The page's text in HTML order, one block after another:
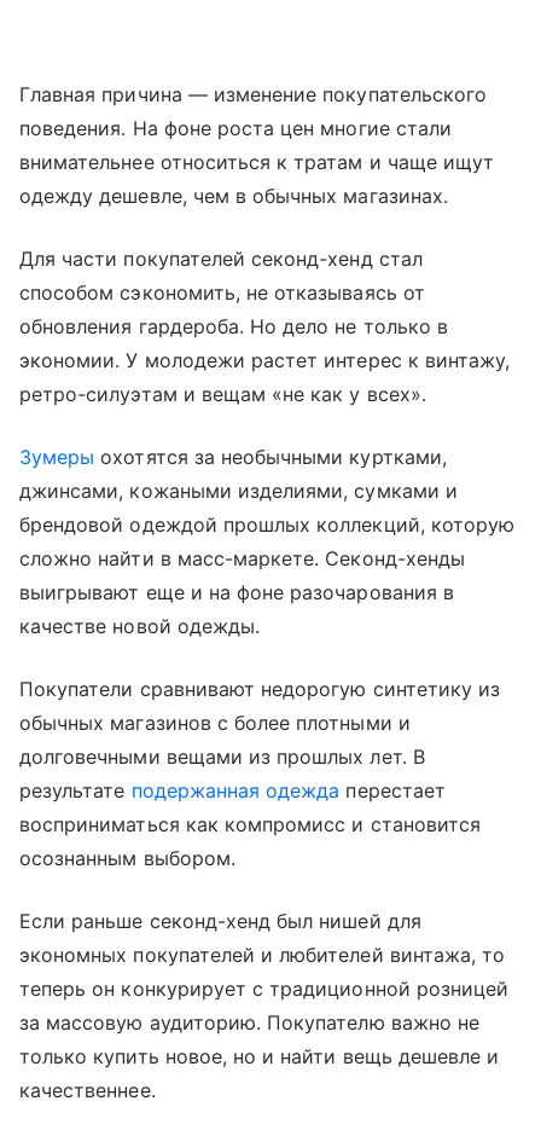
Главная причина — изменение покупательского
поведения. На фоне роста цен многие стали
внимательнее относиться к тратам и чаще ищут
одежду дешевле, чем в обычных магазинах.
Для части покупателей секонд-хенд стал
способом сэкономить, не отказываясь от
обновления гардероба. Но дело не только в
экономии. У молодежи растет интерес к винтажу,
ретро-силуэтам и вещам «не как у всех».
Зумеры охотятся за необычными куртками,
джинсами, кожаными изделиями, сумками и
брендовой одеждой прошлых коллекций, которую
сложно найти в масс-маркете. Секонд-хенды
выигрывают еще и на фоне разочарования в
качестве новой одежды.
Покупатели сравнивают недорогую синтетику из
обычных магазинов с более плотными и
долговечными вещами из прошлых лет. В
результате подержанная одежда перестает
восприниматься как компромисс и становится
осознанным выбором.
Если раньше секонд-хенд был нишей для
экономных покупателей и любителей винтажа, то
теперь он конкурирует с традиционной розницей
за массовую аудиторию. Покупателю важно не
только купить новое, но и найти вещь дешевле и
качественнее.